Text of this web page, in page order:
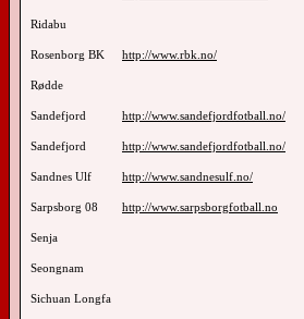
Ridabu
Rosenborg BK http://www.rbk.no/
Rødde
Sandefjord http://www.sandefjordfotball.no/
Sandefjord http://www.sandefjordfotball.no/
Sandnes Ulf http://www.sandnesulf.no/
Sarpsborg 08 http://www.sarpsborgfotball.no
Senja
Seongnam
Sichuan Longfa